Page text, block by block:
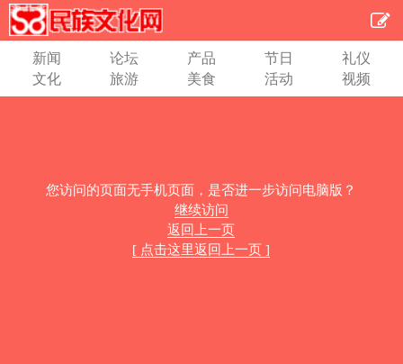
新闻 论坛 产品 节日
礼仪
文化
旅游 美食 活动 视频
您访问的页面无手机页面，是否进一步访问电脑版？
继续访问
返回上一页
[ 点击这里返回上一页 ]